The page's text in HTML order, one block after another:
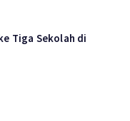
Tiga Sekolah di